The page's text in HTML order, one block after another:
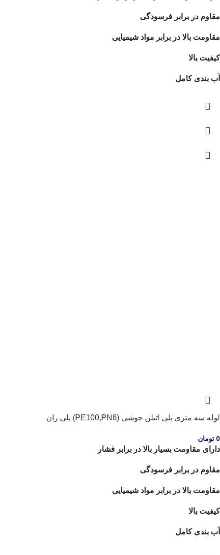
مقاوم در برابر فرسودگی
مقاومت بالا در برابر مواد شیمیایی
کیفیت بالا
آب بندی کامل
لوله سه متری پلی اتیلن جوشی (PE100,PN6) پلی ران
0 تومان
دارای مقاومت بسیار بالا در برابر فشار
مقاوم در برابر فرسودگی
مقاومت بالا در برابر مواد شیمیایی
کیفیت بالا
آب بندی کامل